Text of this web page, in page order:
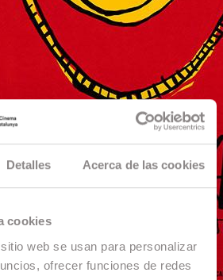
Detalles Acerca de las cookies
cookies
web se usan para personalizar
ofrecer funciones de redes